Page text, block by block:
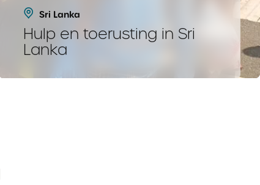
Sri Lanka
Hulp en toerusting in Sri
Lanka